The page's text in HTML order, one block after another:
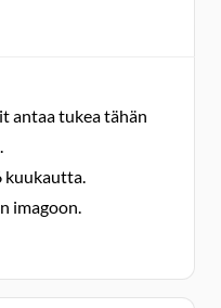
antaa tukea tähän
kuukautta.
imagoon.